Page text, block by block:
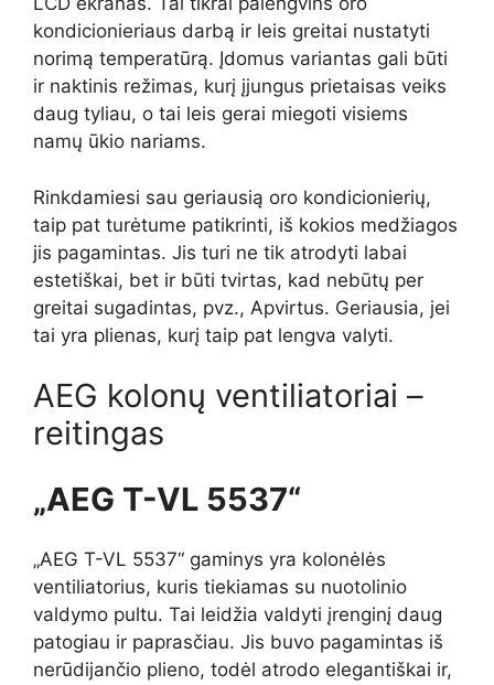
kondicionieriaus darbą ir leis greitai nustatyti
norimą temperatūrą. Įdomus variantas gali būti
ir naktinis režimas, kurį įjungus prietaisas veiks
daug tyliau, o tai leis gerai miegoti visiems
namų ūkio nariams.
Rinkdamiesi sau geriausią oro kondicionierių,
taip pat turėtume patikrinti, iš kokios medžiagos
jis pagamintas. Jis turi ne tik atrodyti labai
estetiškai, bet ir būti tvirtas, kad nebūtų per
greitai sugadintas, pvz., Apvirtus. Geriausia, jei
tai yra plienas, kurį taip pat lengva valyti.
AEG kolonų ventiliatoriai –
reitingas
„AEG T-VL 5537“
„AEG T-VL 5537“ gaminys yra kolonėlės
ventiliatorius, kuris tiekiamas su nuotolinio
valdymo pultu. Tai leidžia valdyti įrenginį daug
patogiau ir paprasčiau. Jis buvo pagamintas iš
nerūdijančio plieno, todėl atrodo elegantiškai ir,